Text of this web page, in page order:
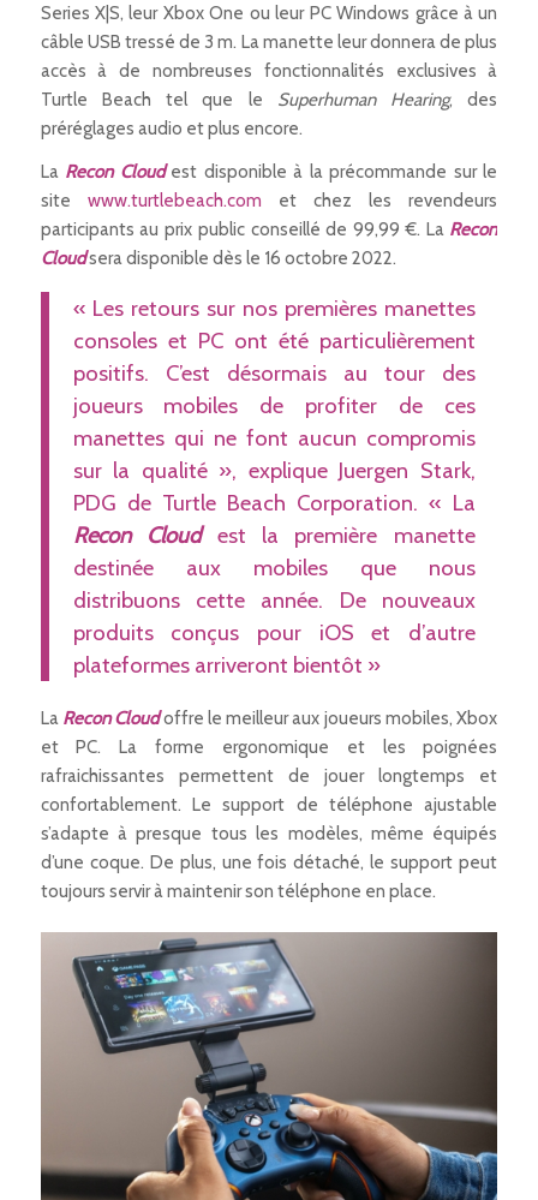
Series X|S, leur Xbox One ou leur PC Windows grâce à un
câble USB tressé de 3 m. La manette leur donnera de plus
accès à de nombreuses fonctionnalités exclusives à
Turtle Beach tel que le Superhuman Hearing, des
préréglages audio et plus encore.
La Recon Cloudest disponible à la précommande sur le
site www.turtlebeach.com et chez les revendeurs
participants au prix public conseillé de 99,99 €. La Recon
Cloudsera disponible dès le 16 octobre 2022.
« Les retours sur nos premières manettes
consoles et PC ont été particulièrement
positifs. C’est désormais au tour des
joueurs mobiles de profiter de ces
manettes qui ne font aucun compromis
sur la qualité », explique Juergen Stark,
PDG de Turtle Beach Corporation. « La
Recon Cloud est la première manette
destinée aux mobiles que nous
distribuons cette année. De nouveaux
produits conçus pour iOS et d’autre
plateformes arriveront bientôt »
La Recon Cloudoffre le meilleur aux joueurs mobiles, Xbox
et PC. La forme ergonomique et les poignées
rafraichissantes permettent de jouer longtemps et
confortablement. Le support de téléphone ajustable
s’adapte à presque tous les modèles, même équipés
d’une coque. De plus, une fois détaché, le support peut
toujours servir à maintenir son téléphone en place.